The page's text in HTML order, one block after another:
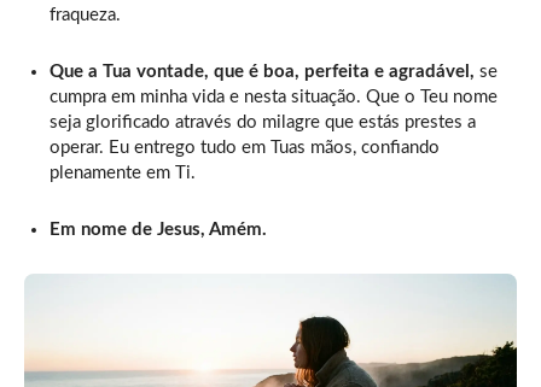
fraqueza.
Que a Tua vontade, que é boa, perfeita e agradável, se
cumpra em minha vida e nesta situação. Que o Teu nome
seja glorificado através do milagre que estás prestes a
operar. Eu entrego tudo em Tuas mãos, confiando
plenamente em Ti.
Em nome de Jesus, Amém.